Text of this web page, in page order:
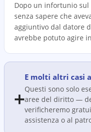
Dopo un infortunio sul
senza sapere che
aggiuntivo dal datore
avrebbe potuto agire
➕
E molti altri casi
Questi sono solo
aree del diritto —
verificheremo
assistenza o al